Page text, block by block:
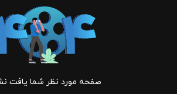
صفحه مورد نظر شما یافت